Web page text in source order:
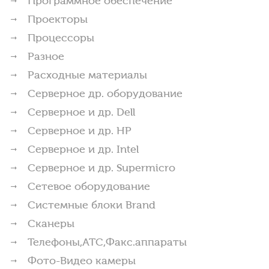
Проекторы
Процессоры
Разное
Расходные материалы
Серверное др. оборудование
Серверное и др. Dell
Серверное и др. HP
Серверное и др. Intel
Серверное и др. Supermicro
Сетевое оборудование
Системные блоки Brand
Сканеры
Телефоны,АТС,Факс.аппараты
Фото-Видео камеры